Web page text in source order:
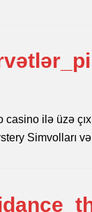
ilə üzə
Simvolları